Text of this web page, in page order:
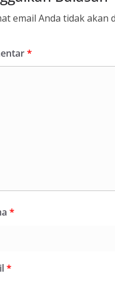
email Anda tidak akan
*
*
*